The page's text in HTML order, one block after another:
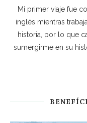
Mi primer viaje fue
inglés mientras
historia, por lo que
sumergirme en su